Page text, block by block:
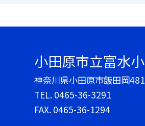
小田原市立富水
神奈川県小田原市飯田岡
TEL. 0465-36-3291
FAX. 0465-36-1294